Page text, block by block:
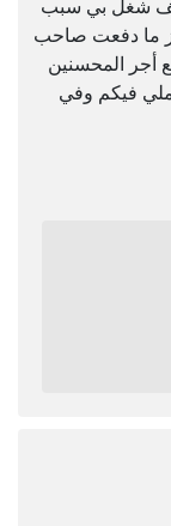
وقف شغل بي سبب
ما دفعت صاحب
أجر المحسنين
فيكم وفي